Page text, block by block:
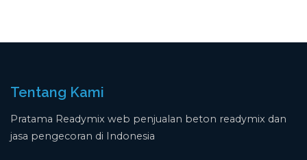
Tentang Kami
Pratama Readymix web penjualan beton readymix dan
jasa pengecoran di Indonesia